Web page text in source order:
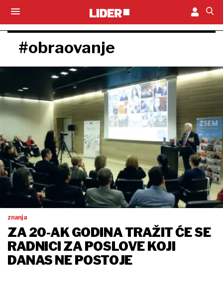
#obraovanje
znanja
ZA 20-AK GODINA TRAŽIT ĆE SE
RADNICI ZA POSLOVE KOJI
DANAS NE POSTOJE